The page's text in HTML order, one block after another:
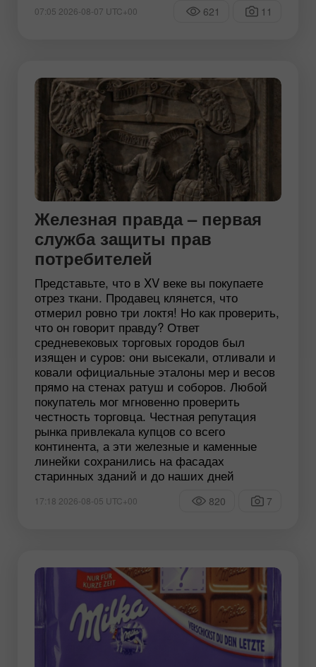
07:05 2026-08-07 UTC+00 621 11
Железная правда – первая
служба защиты прав
потребителей
Представьте, что в XV веке вы покупаете
отрез ткани. Продавец клянется, что
отмерил ровно три локтя! Но как проверить,
что он говорит правду? Ответ
средневековых торговых городов был
изящен и суров: они высекали, отливали и
ковали официальные эталоны мер и весов
прямо на стенах ратуш и соборов. Любой
покупатель мог мгновенно проверить
честность торговца. Честная репутация
рынка привлекала купцов со всего
континента, а эти железные и каменные
линейки сохранились на фасадах
старинных зданий и до наших дней
17:18 2026-08-05 UTC+00 820 7